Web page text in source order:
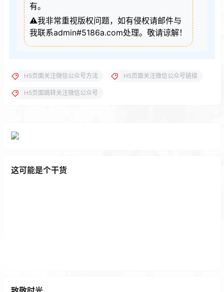
有。
⚠️我非常重视版权问题，如有侵权请邮件与
我联系admin#5186a.com处理。敬请谅解！
H5页面关注微信公众号方法 H5页面关注微信公众号链接
H5页面跳转关注微信公众号
这可能是个干货